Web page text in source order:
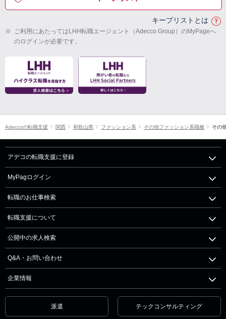
キープリストとは
※ ご利用にあたってはLHH転職エージェント（Adecco Group）のMyPageへ
のログインが必要です。
Adeccoの転職支援 関西 和歌山県 ファッション系 その他ファッション系職種 その
アデコの転職支援に登録
MyPagログイン
転職のお仕事検索
転職支援について
公開中の求人検索
Q&A・お問い合わせ
企業情報
派遣 テックコンサルティング